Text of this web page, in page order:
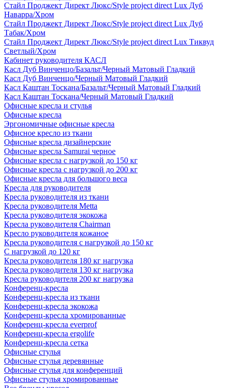
Стайл Проджект Директ Люкс/Style project direct Lux Дуб
Наварра/Хром
Стайл Проджект Директ Люкс/Style project direct Lux Дуб
Табак/Хром
Стайл Проджект Директ Люкс/Style project direct Lux Тиквуд
Светлый/Хром
Кабинет руководителя КАСЛ
Касл Дуб Винченцо/Базальт/Черный Матовый Гладкий
Касл Дуб Винченцо/Черный Матовый Гладкий
Касл Каштан Тоскана/Базальт/Черный Матовый Гладкий
Касл Каштан Тоскана/Черный Матовый Гладкий
Офисные кресла и стулья
Офисные кресла
Эргономичные офисные кресла
Офисное кресло из ткани
Офисные кресла дизайнерские
Офисные кресла Samurai черное
Офисные кресла с нагрузкой до 150 кг
Офисные кресла с нагрузкой до 200 кг
Офисные кресла для большого веса
Кресла для руководителя
Кресла руководителя из ткани
Кресла руководителя Metta
Кресла руководителя экокожа
Кресла руководителя Chairman
Кресло руководителя кожаное
Кресла руководителя с нагрузкой до 150 кг
С нагрузкой до 120 кг
Кресла руководителя 180 кг нагрузка
Кресла руководителя 130 кг нагрузка
Кресла руководителя 200 кг нагрузка
Конференц-кресла
Конференц-кресла из ткани
Конференц-кресла экокожа
Конференц-кресла хромированные
Конференц-кресла everprof
Конференц-кресла ergolife
Конференц-кресла сетка
Офисные стулья
Офисные стулья деревянные
Офисные стулья для конференций
Офисные стулья хромированные